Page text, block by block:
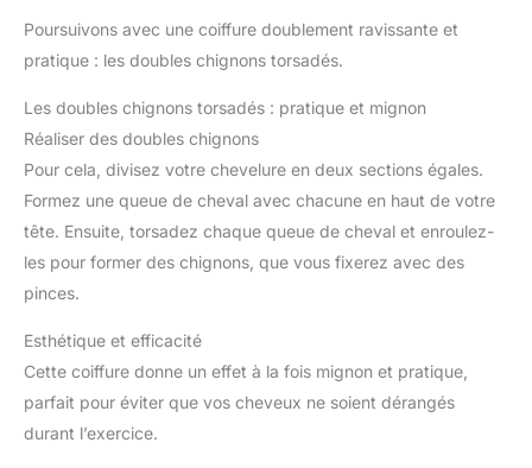
Poursuivons avec une coiffure doublement ravissante et
pratique : les doubles chignons torsadés.
Les doubles chignons torsadés : pratique et mignon
Réaliser des doubles chignons
Pour cela, divisez votre chevelure en deux sections égales.
Formez une queue de cheval avec chacune en haut de votre
tête. Ensuite, torsadez chaque queue de cheval et enroulez-
les pour former des chignons, que vous fixerez avec des
pinces.
Esthétique et efficacité
Cette coiffure donne un effet à la fois mignon et pratique,
parfait pour éviter que vos cheveux ne soient dérangés
durant l’exercice.